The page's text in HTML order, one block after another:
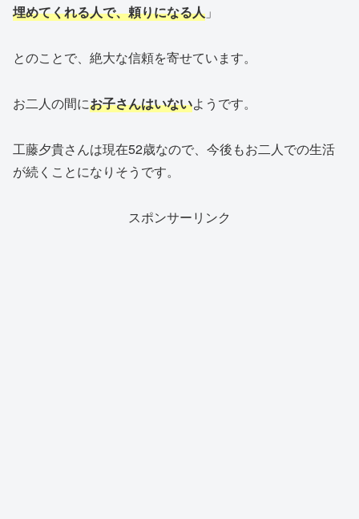
埋めてくれる人で、頼りになる人 」
とのことで、絶大な信頼を寄せています。
お二人の間にお子さんはいないようです。
工藤夕貴さんは現在52歳なので、今後もお二人での生活
が続くことになりそうです。
スポンサーリンク